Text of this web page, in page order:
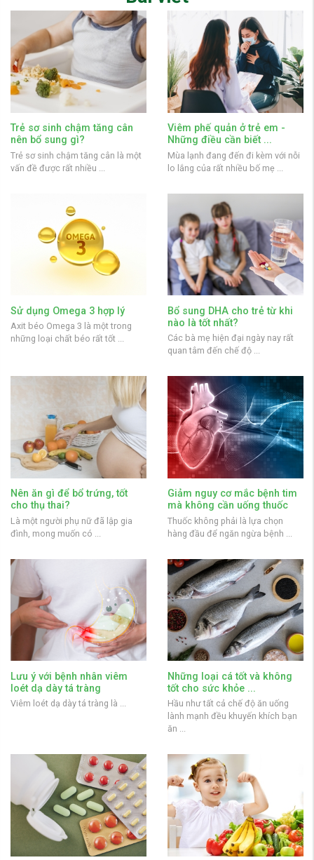
Trẻ sơ sinh chậm tăng cân
nên bổ sung gì?
Trẻ sơ sinh chậm tăng cân là một
vấn đề được rất nhiều ...
Viêm phế quản ở trẻ em -
Những điều cần biết ...
Mùa lạnh đang đến đi kèm với nỗi
lo lắng của rất nhiều bố mẹ ...
Sử dụng Omega 3 hợp lý
Axit béo Omega 3 là một trong
những loại chất béo rất tốt ...
Bổ sung DHA cho trẻ từ khi
nào là tốt nhất?
Các bà mẹ hiện đại ngày nay rất
quan tâm đến chế độ ...
Nên ăn gì để bổ trứng, tốt
cho thụ thai?
Là một người phụ nữ đã lập gia
đình, mong muốn có ...
Giảm nguy cơ mắc bệnh tim
mà không cần uống thuốc
Thuốc không phải là lựa chọn
hàng đầu để ngăn ngừa bệnh ...
Lưu ý với bệnh nhân viêm
loét dạ dày tá tràng
Viêm loét dạ dày tá tràng là ...
Những loại cá tốt và không
tốt cho sức khỏe ...
Hầu như tất cả chế độ ăn uống
lành mạnh đều khuyến khích bạn
ăn ...